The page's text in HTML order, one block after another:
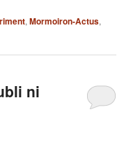
,Mormoiron-Actus,
ni